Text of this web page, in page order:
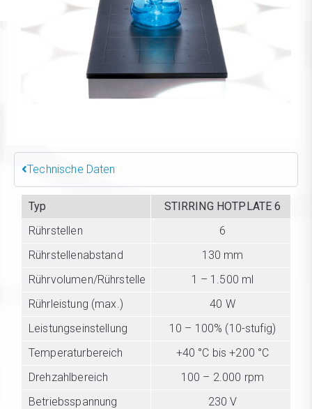
Technische Daten
Typ
STIRRING HOTPLATE 6
Rührstellen
6
Rührstellenabstand
130 mm
Rührvolumen/Rührstelle
1 – 1.500 ml
Rührleistung (max.)
40 W
Leistungseinstellung
10 – 100% (10-stufig)
Temperaturbereich
+40 °C bis +200 °C
Drehzahlbereich
100 – 2.000 rpm
Betriebsspannung
230 V